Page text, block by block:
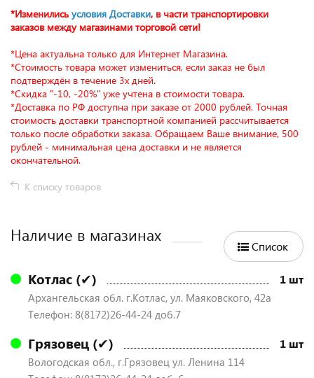
*Изменились условия Доставки, в части транспортировки
заказов между магазинами торговой сети!
*Цена актуальна только для Интернет Магазина.
*Стоимость товара может измениться, если заказ не был
подтверждён в течение 3х дней.
*Скидка "-10, -20%" уже учтена в стоимости товара.
*Доставка по РФ доступна при заказе от 2000 рублей. Точная
стоимость доставки транспортной компанией рассчитывается
только после обработки заказа. Обращаем Ваше внимание, 500
рублей - минимальная цена доставки и не является
окончательной.
К списку товаров
Наличие в магазинах
Список
Котлас (✔) 1 шт
Архангельская обл. г.Котлас, ул. Маяковского, 42а
Телефон: 8(8172)26-44-24 доб.7
Грязовец (✔) 1 шт
Вологодская обл., г.Грязовец ул. Ленина 114